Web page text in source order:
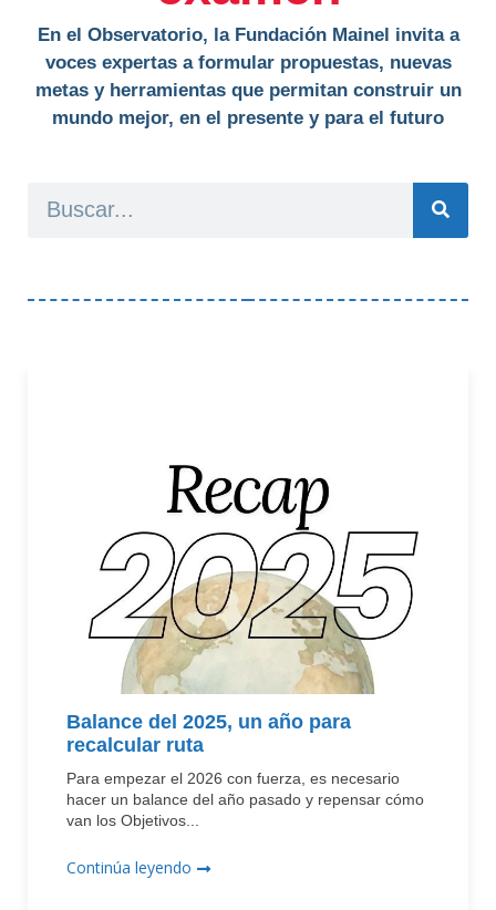
En el Observatorio, la Fundación Mainel invita a
voces expertas a formular propuestas, nuevas
metas y herramientas que permitan construir un
mundo mejor, en el presente y para el futuro
Balance del 2025, un año para
recalcular ruta
Para empezar el 2026 con fuerza, es necesario
hacer un balance del año pasado y repensar cómo
van los Objetivos...
Continúa leyendo